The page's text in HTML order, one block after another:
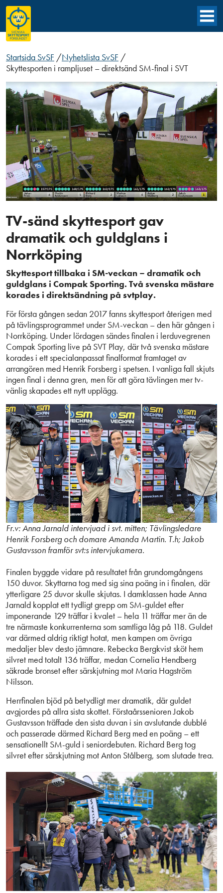
Startsida SvSF /Nyhetslista SvSF /
Skyttesporten i rampljuset – direktsänd SM-final i SVT
TV-sänd skyttesport gav
dramatik och guldglans i
Norrköping
Skyttesport tillbaka i SM-veckan – dramatik och
guldglans i Compak Sporting. Två svenska mästare
korades i direktsändning på svtplay.
För första gången sedan 2017 fanns skyttesport återigen med
på tävlingsprogrammet under SM-veckan – den här gången i
Norrköping. Under lördagen sändes finalen i lerduvegrenen
Compak Sporting live på SVT Play, där två svenska mästare
korades i ett specialanpassat finalformat framtaget av
arrangören med Henrik Forsberg i spetsen. I vanliga fall skjuts
ingen final i denna gren, men för att göra tävlingen mer tv-
vänlig skapades ett nytt upplägg.
Fr.v: Anna Jarnald intervjuad i svt. mitten; Tävlingsledare
Henrik Forsberg och domare Amanda Martin. T.h; Jakob
Gustavsson framför svt:s intervjukamera.
Finalen byggde vidare på resultatet från grundomgångens
150 duvor. Skyttarna tog med sig sina poäng in i finalen, där
ytterligare 25 duvor skulle skjutas. I damklassen hade Anna
Jarnald kopplat ett tydligt grepp om SM-guldet efter
imponerande 129 träffar i kvalet – hela 11 träffar mer än de
tre närmaste konkurrenterna som samtliga låg på 118. Guldet
var därmed aldrig riktigt hotat, men kampen om övriga
medaljer blev desto jämnare. Rebecka Bergkvist sköt hem
silvret med totalt 136 träffar, medan Cornelia Hendberg
säkrade bronset efter särskjutning mot Maria Hagström
Nilsson.
Herrfinalen bjöd på betydligt mer dramatik, där guldet
avgjordes på allra sista skottet. Förstaårssenioren Jakob
Gustavsson träffade den sista duvan i sin avslutande dubblé
och passerade därmed Richard Berg med en poäng – ett
sensationellt SM-guld i seniordebuten. Richard Berg tog
silvret efter särskjutning mot Anton Stålberg, som slutade trea.